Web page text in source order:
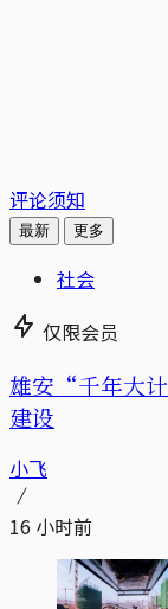
评论须知
最新 更多
社会
仅限会员
雄安“千年大
建设
小飞
16 小时前